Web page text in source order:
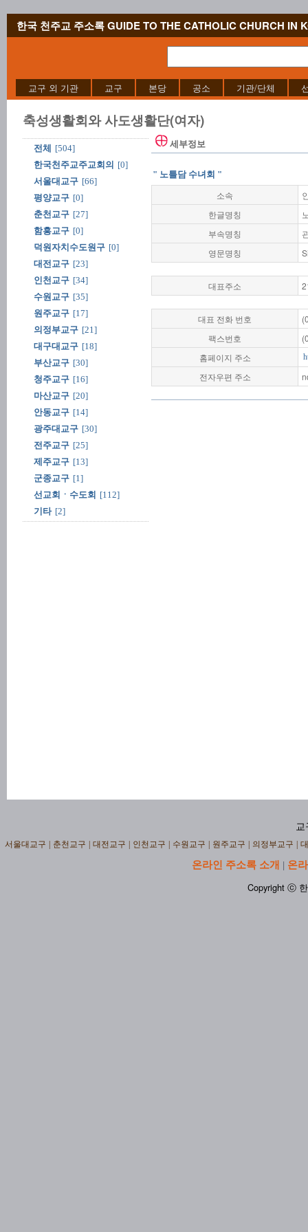
한국 천주교 주소록 GUIDE TO THE CATHOLIC CHURCH IN
교구 외 기관 교구 본당 공소 기관/단체
축성생활회와 사도생활단(여자)
전체
[504]
한국천주교주교회의 [0]
서울대교구 [66]
평양교구 [0]
춘천교구 [27]
함흥교구 [0]
덕원자치수도원구 [0]
대전교구 [23]
인천교구 [34]
수원교구 [35]
원주교구 [17]
의정부교구 [21]
대구대교구 [18]
부산교구 [30]
청주교구 [16]
마산교구 [20]
안동교구 [14]
광주대교구 [30]
전주교구 [25]
제주교구 [13]
군종교구 [1]
선교회ㆍ수도회 [112]
기타 [2]
세부정보
" 노틀담 수녀회 "
소속
한글명칭
부속명칭
영문명칭
대표주소
대표 전화 번호
팩스번호
홈페이지 주소
전자우편 주소
교
서울대교구 춘천교구 대전교구 인천교구 수원교구 원주교구 의정부교구
온라인 주소록 소개 | 온
Copyright ⓒ